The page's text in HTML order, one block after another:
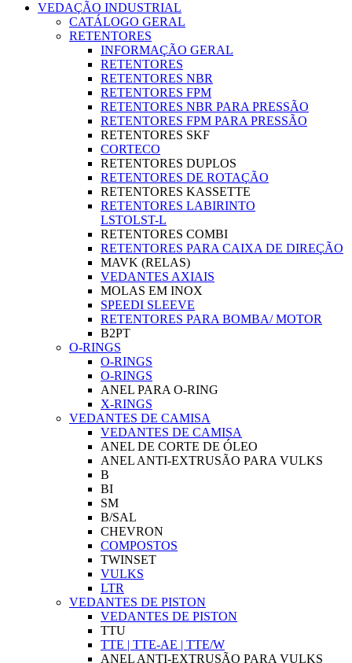
VEDAÇÃO INDUSTRIAL
CATÁLOGO GERAL
RETENTORES
INFORMAÇÃO GERAL
RETENTORES
RETENTORES NBR
RETENTORES FPM
RETENTORES NBR PARA PRESSÃO
RETENTORES FPM PARA PRESSÃO
RETENTORES SKF
CORTECO
RETENTORES DUPLOS
RETENTORES DE ROTAÇÃO
RETENTORES KASSETTE
RETENTORES LABIRINTO
LSTOLST-L
RETENTORES COMBI
RETENTORES PARA CAIXA DE DIREÇÃO
MAVK (RELAS)
VEDANTES AXIAIS
MOLAS EM INOX
SPEEDI SLEEVE
RETENTORES PARA BOMBA/ MOTOR
B2PT
O-RINGS
O-RINGS
O-RINGS
ANEL PARA O-RING
X-RINGS
VEDANTES DE CAMISA
VEDANTES DE CAMISA
ANEL DE CORTE DE ÓLEO
ANEL ANTI-EXTRUSÃO PARA VULKS
B
BI
SM
B/SAL
CHEVRON
COMPOSTOS
TWINSET
VULKS
LTR
VEDANTES DE PISTON
VEDANTES DE PISTON
TTU
TTE | TTE-AE | TTE/W
ANEL ANTI-EXTRUSÃO PARA VULKS